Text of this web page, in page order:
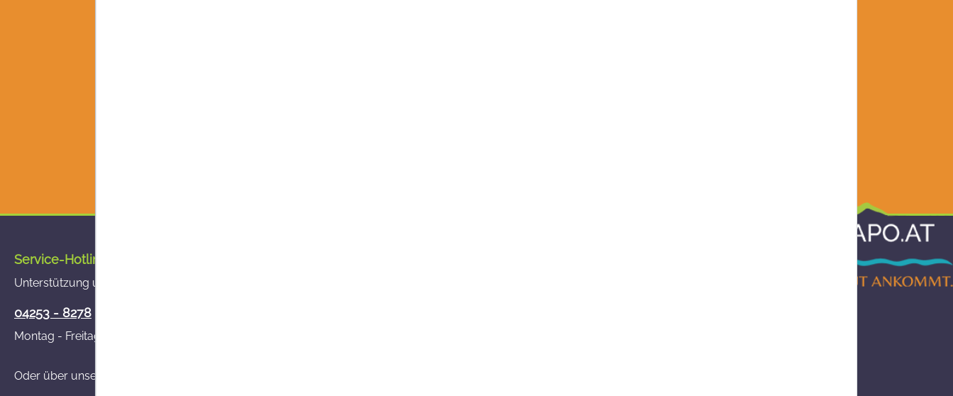
Service-Hotline
Unterstützung und Beratung unter:
04253 - 8278
Montag - Freitag von 8:00 - 14:00 Uhr
Oder über unser